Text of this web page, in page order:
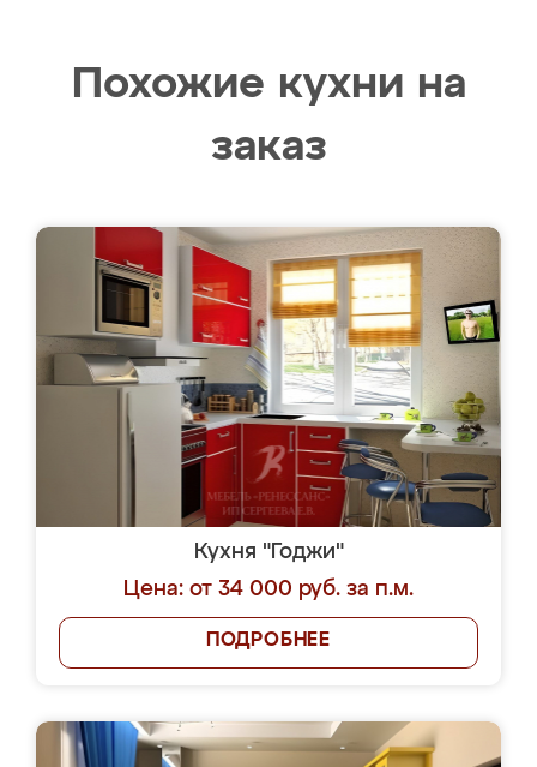
Похожие кухни на
заказ
Кухня "Годжи"
Цена: от 34 000 руб. за п.м.
ПОДРОБНЕЕ